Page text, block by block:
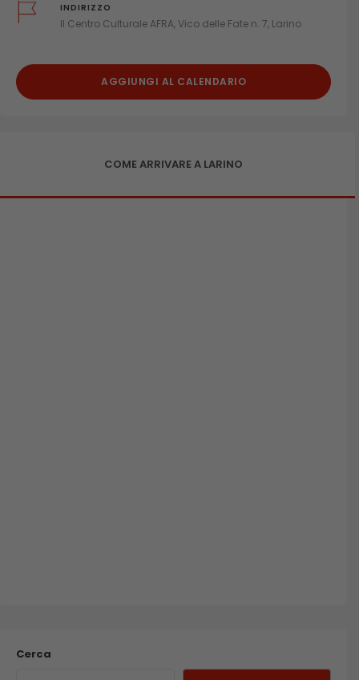
INDIRIZZO
Il Centro Culturale AFRA, Vico delle Fate n. 7, Larino
AGGIUNGI AL CALENDARIO
COME ARRIVARE A LARINO
Cerca